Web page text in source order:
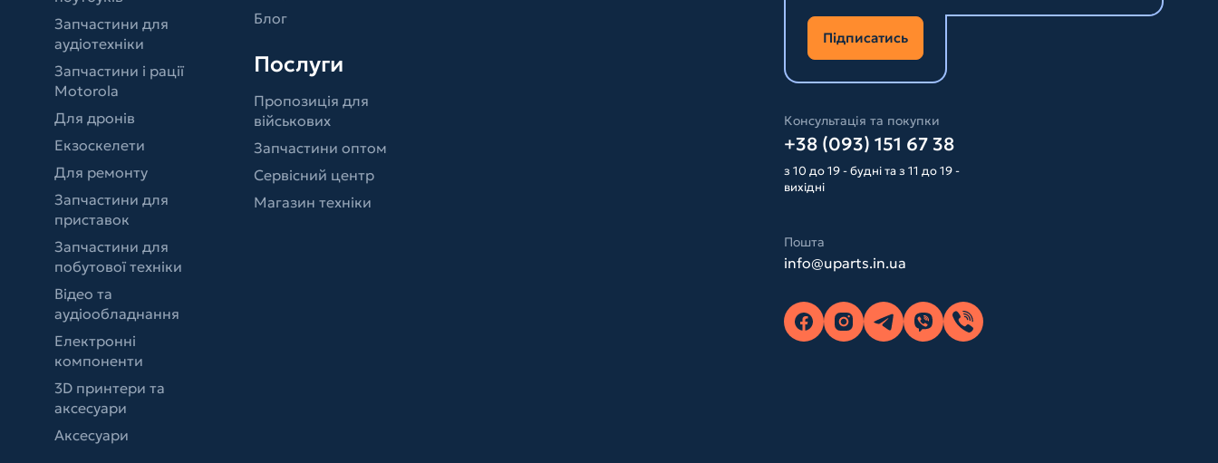
Запчастини для
аудіотехніки
Запчастини і рації
Motorola
Для дронів
Екзоскелети
Для ремонту
Запчастини для
приставок
Запчастини для
побутової техніки
Відео та
аудіообладнання
Електронні
компоненти
3D принтери та
аксесуари
Аксесуари
Блог
Послуги
Пропозиція для
військових
Запчастини оптом
Сервісний центр
Магазин техніки
Підписатись
Консультація та покупки
+38 (093) 151 67 38
з 10 до 19 - будні та з 11 до 19 -
вихідні
Пошта
info@uparts.in.ua